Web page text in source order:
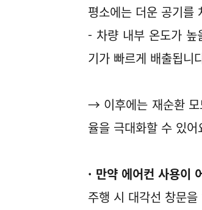
평소에는 더운 공기를
- 차량 내부 온도가
기가 빠르게 배출됩니
→ 이후에는 재순환 모
율을 극대화할 수 있어
· 만약 에어컨 사용이
주행 시 대각선 창문